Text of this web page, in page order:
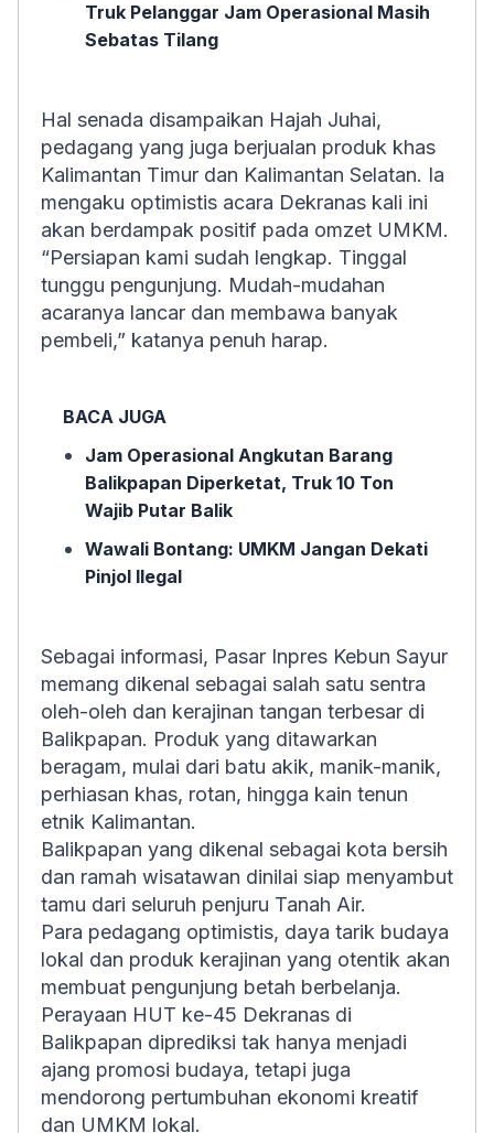
Truk Pelanggar Jam Operasional Masih
Sebatas Tilang
Hal senada disampaikan Hajah Juhai,
pedagang yang juga berjualan produk khas
Kalimantan Timur dan Kalimantan Selatan. Ia
mengaku optimistis acara Dekranas kali ini
akan berdampak positif pada omzet UMKM.
“Persiapan kami sudah lengkap. Tinggal
tunggu pengunjung. Mudah-mudahan
acaranya lancar dan membawa banyak
pembeli,” katanya penuh harap.
BACA JUGA
Jam Operasional Angkutan Barang
Balikpapan Diperketat, Truk 10 Ton
Wajib Putar Balik
Wawali Bontang: UMKM Jangan Dekati
Pinjol Ilegal
Sebagai informasi, Pasar Inpres Kebun Sayur
memang dikenal sebagai salah satu sentra
oleh-oleh dan kerajinan tangan terbesar di
Balikpapan. Produk yang ditawarkan
beragam, mulai dari batu akik, manik-manik,
perhiasan khas, rotan, hingga kain tenun
etnik Kalimantan.
Balikpapan yang dikenal sebagai kota bersih
dan ramah wisatawan dinilai siap menyambut
tamu dari seluruh penjuru Tanah Air.
Para pedagang optimistis, daya tarik budaya
lokal dan produk kerajinan yang otentik akan
membuat pengunjung betah berbelanja.
Perayaan HUT ke-45 Dekranas di
Balikpapan diprediksi tak hanya menjadi
ajang promosi budaya, tetapi juga
mendorong pertumbuhan ekonomi kreatif
dan UMKM lokal.